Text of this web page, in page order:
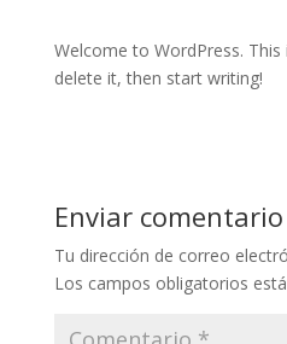
Welcome to WordPress.
delete it, then start writing!
Enviar comentario
Tu dirección de correo
Los campos obligatorios